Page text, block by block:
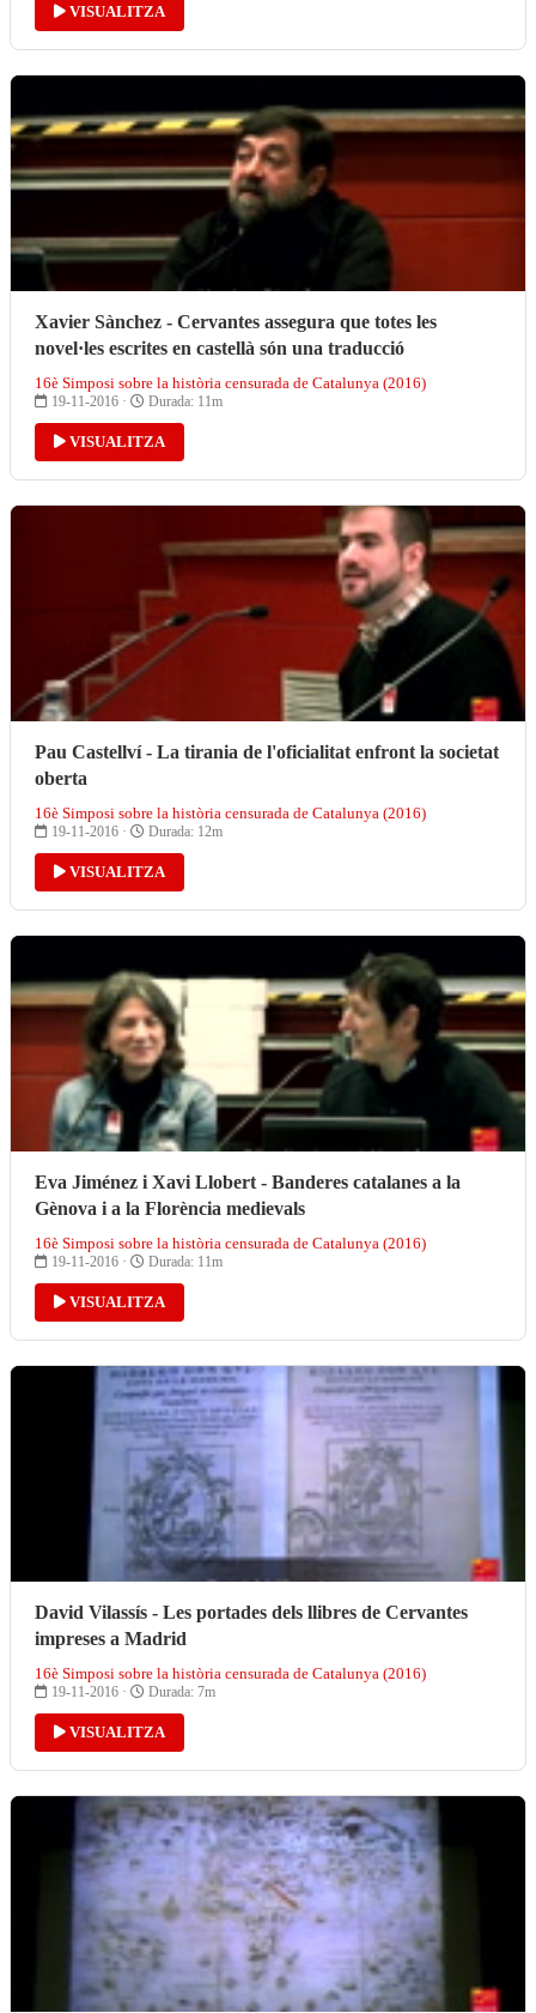
VISUALITZA
Xavier Sànchez - Cervantes assegura que totes les
novel·les escrites en castellà són una traducció
16è Simposi sobre la història censurada de Catalunya (2016)
19-11-2016 · Durada: 11m
VISUALITZA
Pau Castellví - La tirania de l'oficialitat enfront la societat
oberta
16è Simposi sobre la història censurada de Catalunya (2016)
19-11-2016 · Durada: 12m
VISUALITZA
Eva Jiménez i Xavi Llobert - Banderes catalanes a la
Gènova i a la Florència medievals
16è Simposi sobre la història censurada de Catalunya (2016)
19-11-2016 · Durada: 11m
VISUALITZA
David Vilassís - Les portades dels llibres de Cervantes
impreses a Madrid
16è Simposi sobre la història censurada de Catalunya (2016)
19-11-2016 · Durada: 7m
VISUALITZA